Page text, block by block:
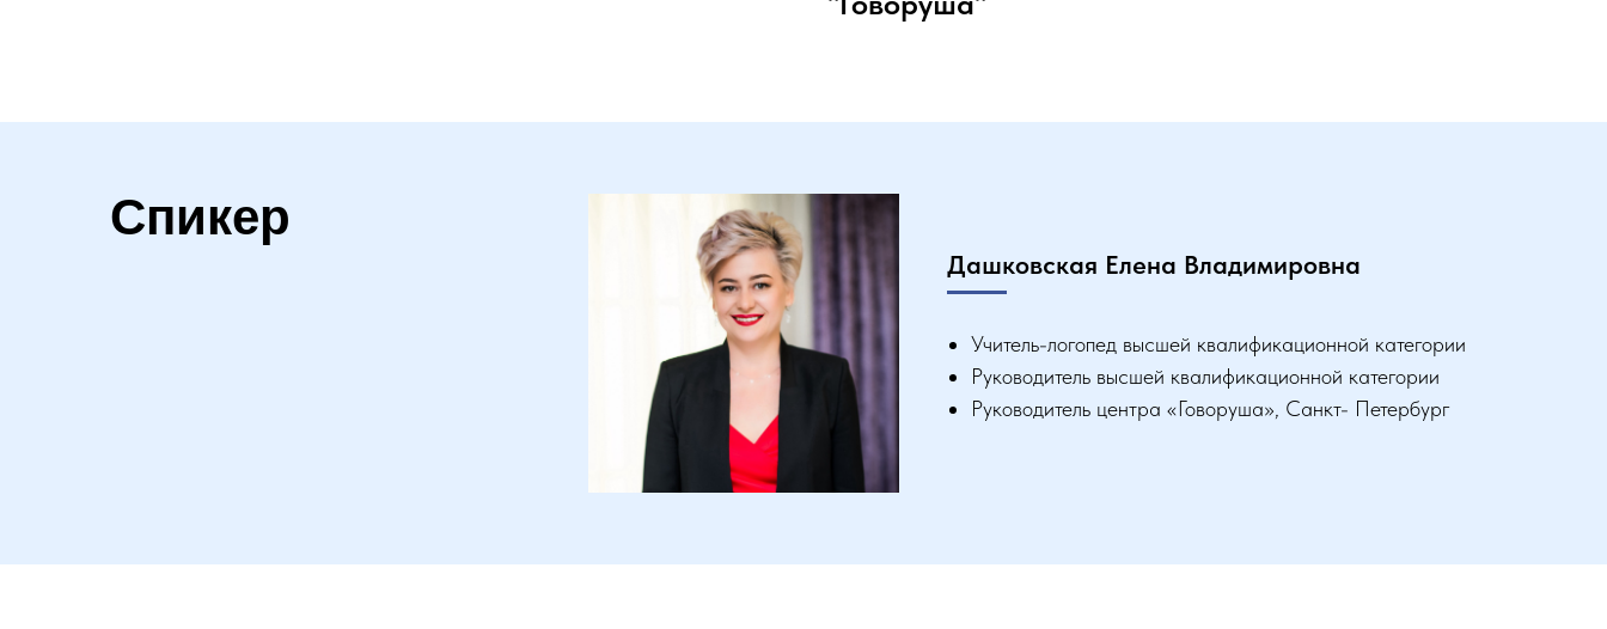
Спикер
Дашковская Елена Владимировна
Учитель-логопед высшей квалификационной категории
Руководитель высшей квалификационной категории
Руководитель центра «Говоруша», Санкт- Петербург